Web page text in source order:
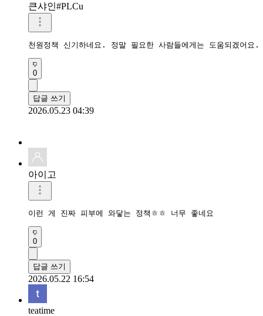
큰샤인#PLCu
천원정책 신기하네요. 정말 필요한 사람들에게는 도움되겠어요.
0
답글 쓰기
2026.05.23 04:39
아이고
이런 게 진짜 피부에 와닿는 정책ㅎㅎ 너무 좋네요
0
답글 쓰기
2026.05.22 16:54
teatime